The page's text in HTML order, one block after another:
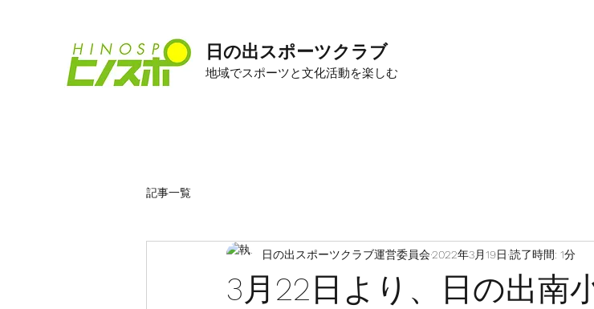
日の出スポーツクラブ
​地域でスポーツと文化活動を楽しむ
記事一覧
3月22日より、日の出南
日の出スポーツクラブ運営委員会2022年3月19日 読了時間: 1分